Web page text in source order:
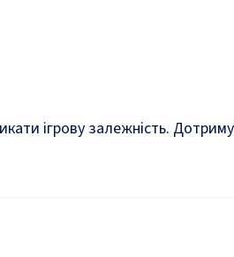
ігрову залежність.